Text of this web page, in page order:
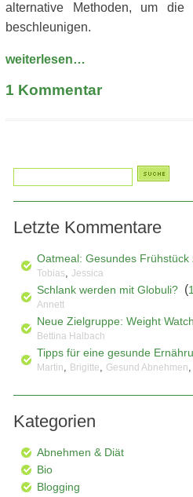
alternative Methoden, um
beschleunigen.
weiterlesen…
1 Kommentar
Letzte Kommentare
Oatmeal: Gesundes Frühstück
Tobias, Jessica
Schlank werden mit Globuli? (1
Annett
Neue Zielgruppe: Weight
Bettina Halbach
Tipps für eine gesunde
Martin, Brigitte, Gesund Abnehmen,
Kategorien
Abnehmen & Diät
Bio
Blogging